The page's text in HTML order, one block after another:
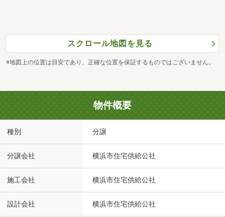
スクロール地図を見る
※地図上の位置は目安であり、正確な位置を保証するものではございません。
物件概要
種別 分譲
分譲会社 横浜市住宅供給公社
施工会社 横浜市住宅供給公社
設計会社 横浜市住宅供給公社